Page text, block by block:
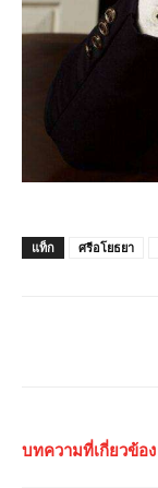
แท็ก ศรีอโยธยา
บทความที่เกี่ยวข้อง